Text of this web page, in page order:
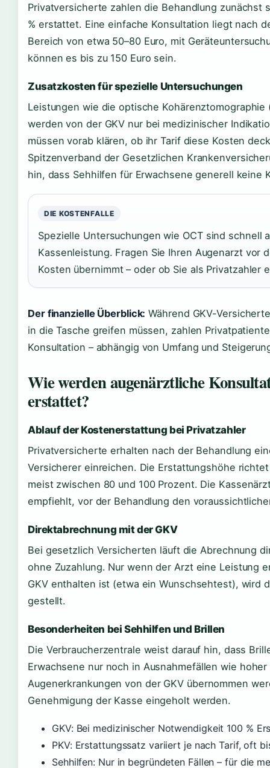
Privatversicherte zahlen die Behandlung zunächst
% erstattet. Eine einfache Konsultation liegt nach
Bereich von etwa 50–80 Euro, mit
können es bis zu 150 Euro sein.
Zusatzkosten für spezielle Untersuchungen
Leistungen wie die optische
werden von der GKV nur bei medizinischer
müssen vorab klären, ob ihr Tarif diese Kosten
Spitzenverband der Gesetzlichen
hin, dass Sehhilfen für Erwachsene generell keine
DIE KOSTENFALLE
Spezielle Untersuchungen wie OCT sind schnell
Kassenleistung. Fragen Sie Ihren Augenarzt vor
Kosten übernimmt – oder ob Sie als Privatzahler
Der finanzielle Überblick: Während GKV-
in die Tasche greifen müssen, zahlen
Konsultation – abhängig von Umfang und
Wie werden augenärztliche
erstattet?
Ablauf der Kostenerstattung bei Privatzahler
Privatversicherte erhalten nach der Behandlung
Versicherer einreichen. Die Erstattungshöhe
meist zwischen 80 und 100 Prozent. Die
empfiehlt, vor der Behandlung den
Direktabrechnung mit der GKV
Bei gesetzlich Versicherten läuft die Abrechnung
ohne Zuzahlung. Nur wenn der Arzt eine Leistung
GKV enthalten ist (etwa ein Wunschsehtest), wird
gestellt.
Besonderheiten bei Sehhilfen und Brillen
Die Verbraucherzentrale weist darauf hin, dass
Erwachsene nur noch in Ausnahmefällen wie
Augenerkrankungen von der GKV übernommen
Genehmigung der Kasse eingeholt werden.
GKV: Bei medizinischer Notwendigkeit 100 %
PKV: Erstattungssatz variiert je nach Tarif, oft
Sehhilfen: Nur in begründeten Fällen – für die